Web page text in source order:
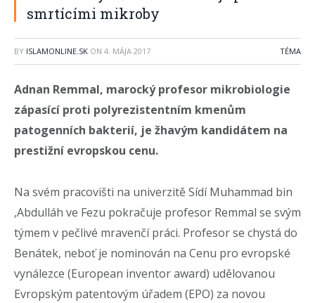
smrtícími mikroby
BY ISLAMONLINE.SK ON 4. MÁJA 2017 TÉMA
Adnan Remmal, marocký profesor mikrobiologie
zápasící proti polyrezistentním kmenům
patogenních bakterií, je žhavým kandidátem na
prestižní evropskou cenu.
Na svém pracovišti na univerzitě Sídí Muhammad bin
‚Abdulláh ve Fezu pokračuje profesor Remmal se svým
týmem v pečlivé mravenčí práci. Profesor se chystá do
Benátek, neboť je nominován na Cenu pro evropské
vynálezce (European inventor award) udělovanou
Evropským patentovým úřadem (EPO) za novou